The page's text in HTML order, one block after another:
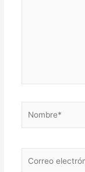
electrónico*